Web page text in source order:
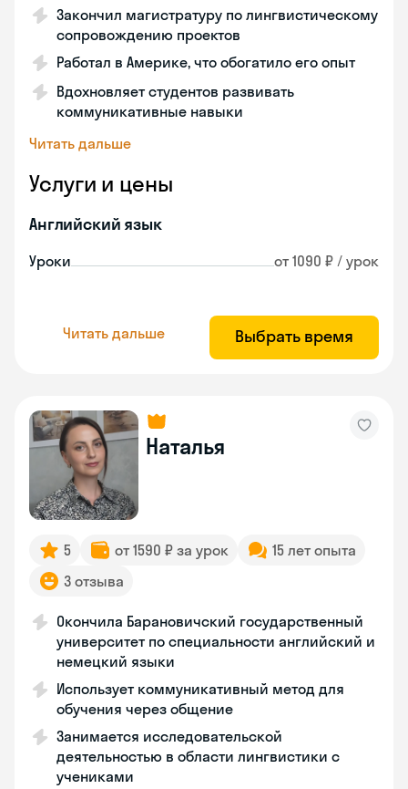
Закончил магистратуру по лингвистическому
сопровождению проектов
Работал в Америке, что обогатило его опыт
Вдохновляет студентов развивать
коммуникативные навыки
Читать дальше
Услуги и цены
Английский язык
Уроки от 1090 ₽ / урок
Читать дальше Выбрать время
Наталья
5 от 1590 ₽ за урок
15 лет опыта
3 отзыва
Окончила Барановичский государственный
университет по специальности английский и
немецкий языки
Использует коммуникативный метод для
обучения через общение
Занимается исследовательской
деятельностью в области лингвистики с
учениками